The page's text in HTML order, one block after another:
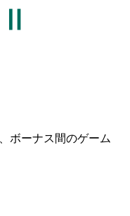
ス
Ⅱ
ボーナス間のゲーム